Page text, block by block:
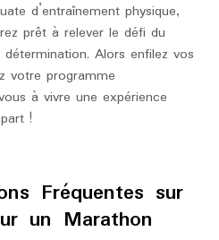
d’entraînement physique,
prêt à relever le défi du
Alors enfilez vos
votre programme
à vivre une expérience
!
Fréquentes sur
un Marathon